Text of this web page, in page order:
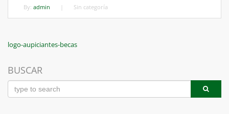
By: admin Sin categoría
Navegación
de
entradas
Previous
logo-aupiciantes-becas
BUSCAR